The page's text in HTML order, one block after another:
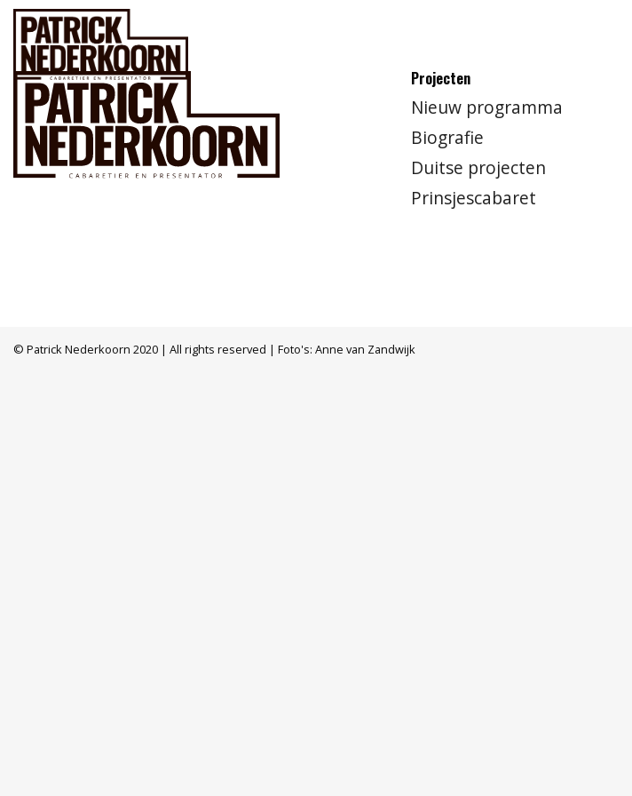
Projecten
Nieuw programma
Biografie
Duitse projecten
Prinsjescabaret
© Patrick Nederkoorn 2020 | All rights reserved | Foto's: Anne van Zandwijk